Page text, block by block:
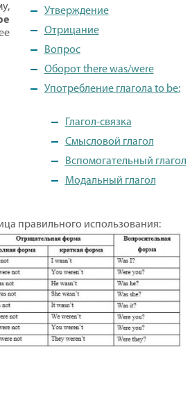
Утверждение
Отрицание
Вопрос
Оборот there was/were
Употребление глагола to be:
Глагол-связка
Смысловой глагол
Вспомогательный глагол
Модальный глагол
правильного использования: